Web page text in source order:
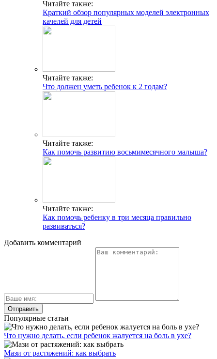
Читайте также:
Краткий обзор популярных моделей электронных
качелей для детей
Читайте также:
Что должен уметь ребенок к 2 годам?
Читайте также:
Как помочь развитию восьмимесячного малыша?
Читайте также:
Как помочь ребенку в три месяца правильно
развиваться?
Добавить комментарий
Популярные статьи
Что нужно делать, если ребенок жалуется на боль в ухе?
Мази от растяжений: как выбрать